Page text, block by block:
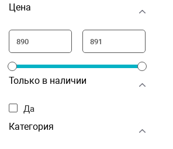
Цена
Только в наличии
Да
Категория